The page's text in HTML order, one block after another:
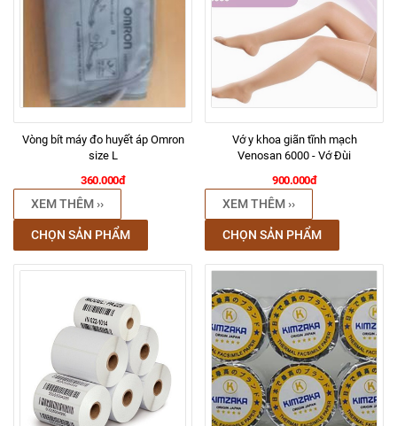
Vòng bít máy đo huyết áp Omron
size L
360.000đ
XEM THÊM ››
CHỌN SẢN PHẨM
Vớ y khoa giãn tĩnh mạch
Venosan 6000 - Vớ Đùi
900.000đ
XEM THÊM ››
CHỌN SẢN PHẨM